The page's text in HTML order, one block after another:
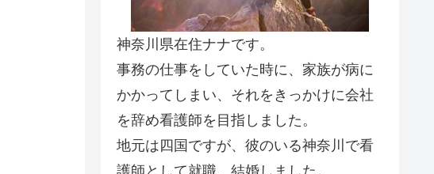
神奈川県在住ナナです。
事務の仕事をしていた時に、家族が病に
かかってしまい、それをきっかけに会社
を辞め看護師を目指しました。
地元は四国ですが、彼のいる神奈川で看
護師として就職、結婚しました。